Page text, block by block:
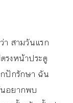
สามวันแรก
งหน้าประตู
กปักรักษา ฉัน
นอยากพบ